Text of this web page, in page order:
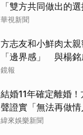
「雙方共同做出的選
華視新聞
方志友和小鮮肉太
「邊界感」 與楊
「這問題」洩端倪
鏡報
結婚11年確定離婚
聲證實「無法再做情
緯來娛樂新聞